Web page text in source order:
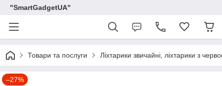
"SmartGadgetUA"
Товари та послуги Ліхтарики звичайні, ліхтарики з
–27%